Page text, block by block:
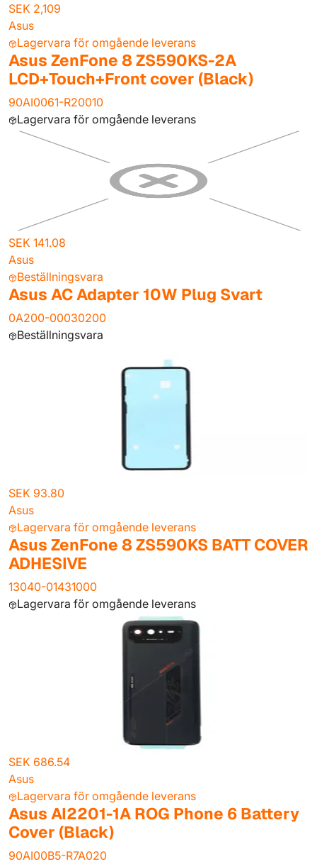
SEK 2,109
Asus
Lagervara för omgående leverans
Asus ZenFone 8 ZS590KS-2A
LCD+Touch+Front cover (Black)
90AI0061-R20010
Lagervara för omgående leverans
SEK 141.08
Asus
Beställningsvara
Asus AC Adapter 10W Plug Svart
0A200-00030200
Beställningsvara
SEK 93.80
Asus
Lagervara för omgående leverans
Asus ZenFone 8 ZS590KS BATT COVER
ADHESIVE
13040-01431000
Lagervara för omgående leverans
SEK 686.54
Asus
Lagervara för omgående leverans
Asus AI2201-1A ROG Phone 6 Battery
Cover (Black)
90AI00B5-R7A020